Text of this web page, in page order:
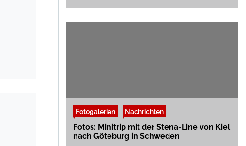
Fotogalerien Nachrichten
Fotos: Minitrip mit der Stena-Line von Kiel
nach Göteburg in Schweden